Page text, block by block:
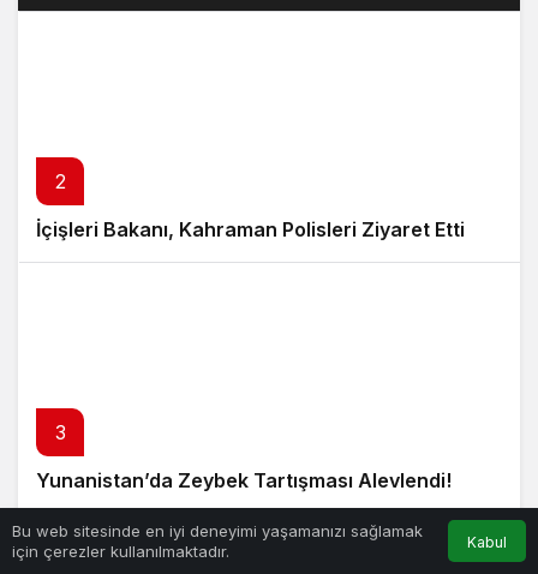
2
İçişleri Bakanı, Kahraman Polisleri Ziyaret Etti
3
Yunanistan’da Zeybek Tartışması Alevlendi!
Bu web sitesinde en iyi deneyimi yaşamanızı sağlamak
için çerezler kullanılmaktadır.
Kabul